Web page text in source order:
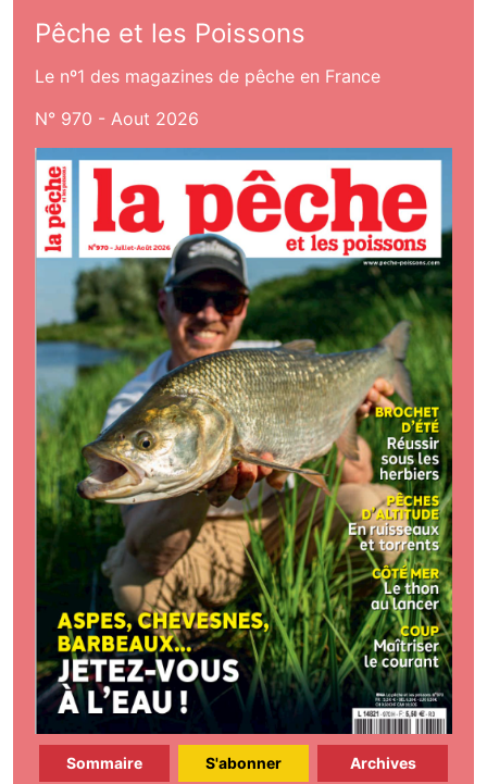
Pêche et les Poissons
Le nº1 des magazines de pêche en France
N° 970 - Aout 2026
Sommaire S'abonner Archives